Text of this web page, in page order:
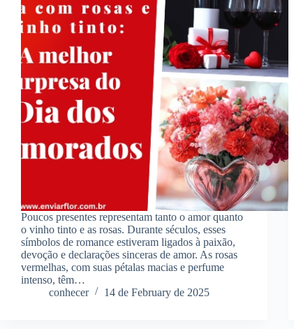
Poucos presentes representam tanto o amor quanto
o vinho tinto e as rosas. Durante séculos, esses
símbolos de romance estiveram ligados à paixão,
devoção e declarações sinceras de amor. As rosas
vermelhas, com suas pétalas macias e perfume
intenso, têm…
conhecer
14 de February de 2025